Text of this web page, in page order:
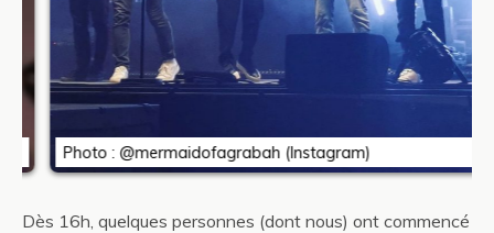
Photo : @mermaidofagrabah (Instagram)
Dès 16h, quelques personnes (dont nous) ont commencé